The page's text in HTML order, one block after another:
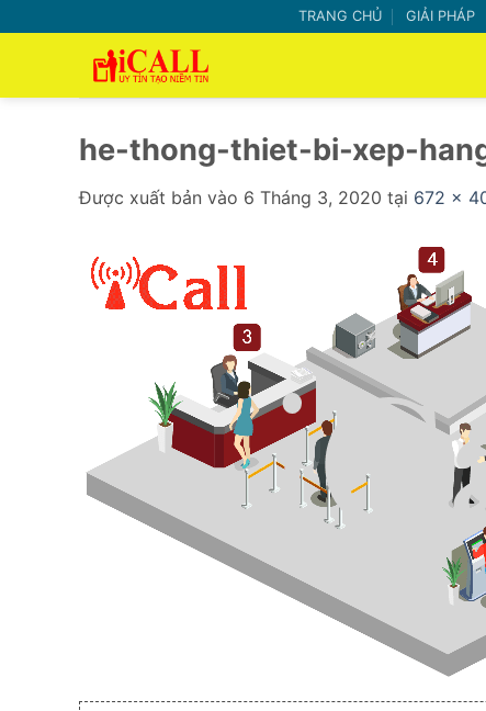
qua
dung
TRANG CHỦ GIẢI PHÁP
he-thong-thiet-bi-xep-
Được xuất bản vào 6 Tháng 3, 2020 tại 672 ×